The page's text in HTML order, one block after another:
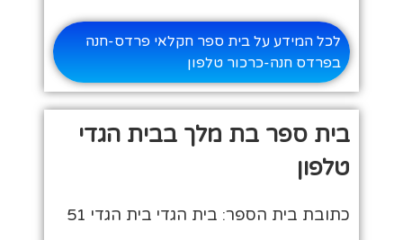
לכל המידע על בית ספר חקלאי פרדס-חנה
בפרדס חנה-כרכור טלפון
בית ספר בת מלך בבית הגדי
טלפון
כתובת בית הספר: בית הגדי בית הגדי 51